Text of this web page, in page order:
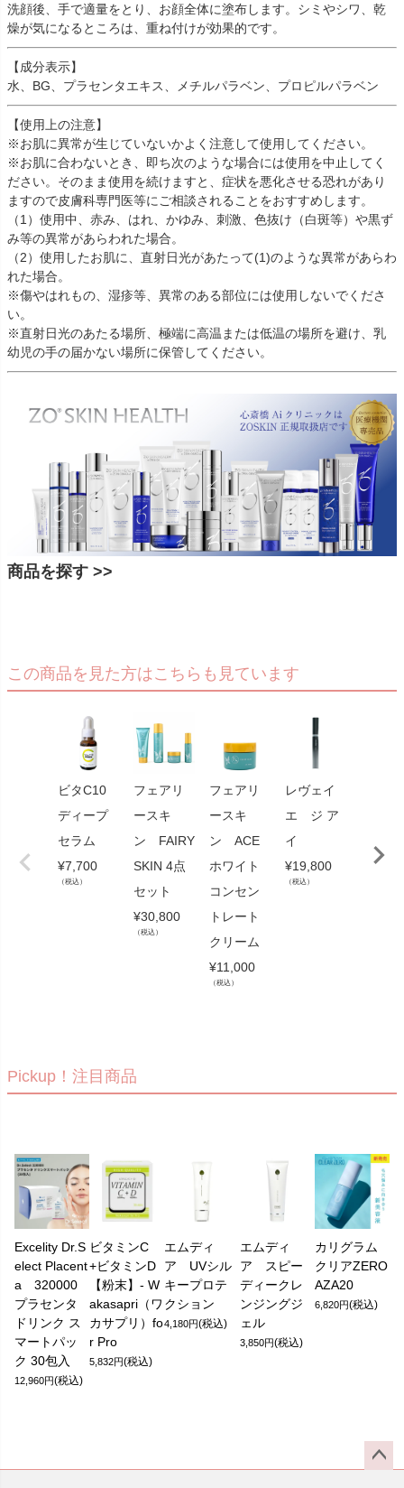
洗顔後、手で適量をとり、お顔全体に塗布します。シミやシワ、乾
燥が気になるところは、重ね付けが効果的です。
【成分表示】
水、BG、プラセンタエキス、メチルパラベン、プロピルパラベン
【使用上の注意】
※お肌に異常が生じていないかよく注意して使用してください。
※お肌に合わないとき、即ち次のような場合には使用を中止してく
ださい。そのまま使用を続けますと、症状を悪化させる恐れがあり
ますので皮膚科専門医等にご相談されることをおすすめします。
（1）使用中、赤み、はれ、かゆみ、刺激、色抜け（白斑等）や黒ず
み等の異常があらわれた場合。
（2）使用したお肌に、直射日光があたって(1)のような異常があらわ
れた場合。
※傷やはれもの、湿疹等、異常のある部位には使用しないでくださ
い。
※直射日光のあたる場所、極端に高温または低温の場所を避け、乳
幼児の手の届かない場所に保管してください。
商品を探す >>
この商品を見た方はこちらも見ています
ビタC10
ディープ
セラム
¥7,700
（税込）
フェアリ
ースキ
ン FAIRY
SKIN 4点
セット
¥30,800
（税込）
フェアリ
ースキ
ン ACE
ホワイト
コンセン
トレート
クリーム
¥11,000
（税込）
レヴェイ
エ ジ ア
イ
¥19,800
（税込）
ップク
Pickup！注目商品
Excelity Dr.S
elect Placent
a 320000
プラセンタ
ドリンク ス
マートパッ
ク 30包入
12,960円(税込)
ビタミンC
+ビタミンD
【粉末】- W
akasapri（ワ
カサプリ）fo
r Pro
5,832円(税込)
エムディ
ア UVシル
キープロテ
クション
4,180円(税込)
エムディ
ア スピー
ディークレ
ンジングジ
ェル
3,850円(税込)
カリグラム
クリアZERO
AZA20
6,820円(税込)